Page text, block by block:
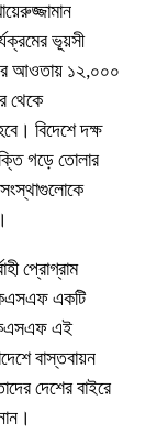
ভূয়সী
আওতায় ১২,০০০
থেকে
বিদেশে দক্ষ
গড়ে তোলার
প্রোগ্রাম
একটি
এই
বাস্তবায়ন
দেশের বাইরে